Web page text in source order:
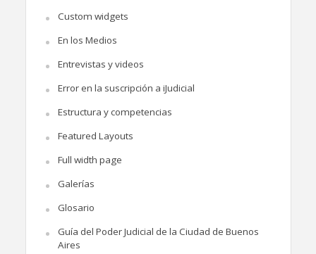
Custom widgets
En los Medios
Entrevistas y videos
Error en la suscripción a iJudicial
Estructura y competencias
Featured Layouts
Full width page
Galerías
Glosario
Guía del Poder Judicial de la Ciudad de Buenos
Aires